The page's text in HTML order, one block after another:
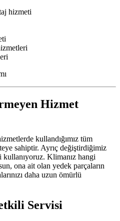
hizmeti
Hizmet
kullandığımız tüm
sahiptir. Ayrıç değiştirdiğimiz
Klimanız hangi
ona ait olan yedek parçaların
daha uzun ömürlü
Servisi